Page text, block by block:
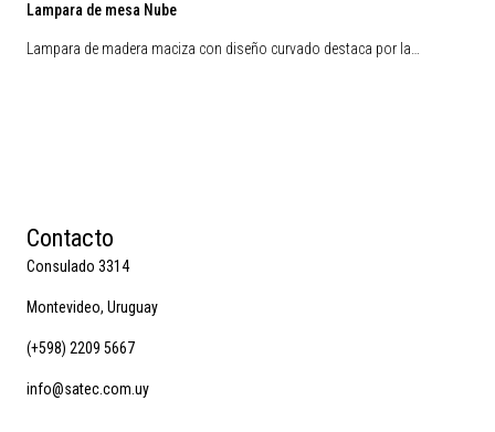
Lampara de mesa Nube
Lampara de madera maciza con diseño curvado destaca por la…
Contacto
Consulado 3314
Montevideo, Uruguay
(+598) 2209 5667
info@satec.com.uy